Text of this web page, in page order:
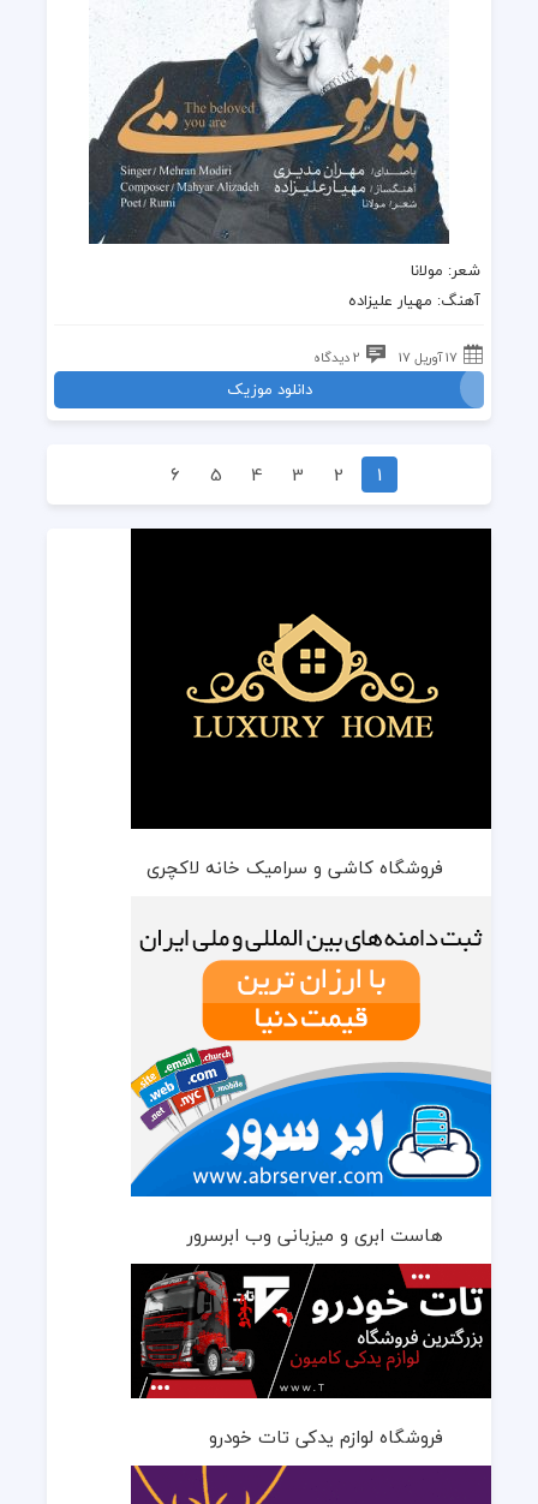
شعر: مولانا
آهنگ: مهیار علیزاده
17 آوریل 17 2 دیدگاه
دانلود موزیک
1
2
3
4
5
6
فروشگاه کاشی و سرامیک خانه لاکچری
هاست ابری و میزبانی وب ابرسرور
فروشگاه لوازم یدکی تات خودرو